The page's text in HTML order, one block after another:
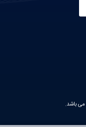
می باشد.